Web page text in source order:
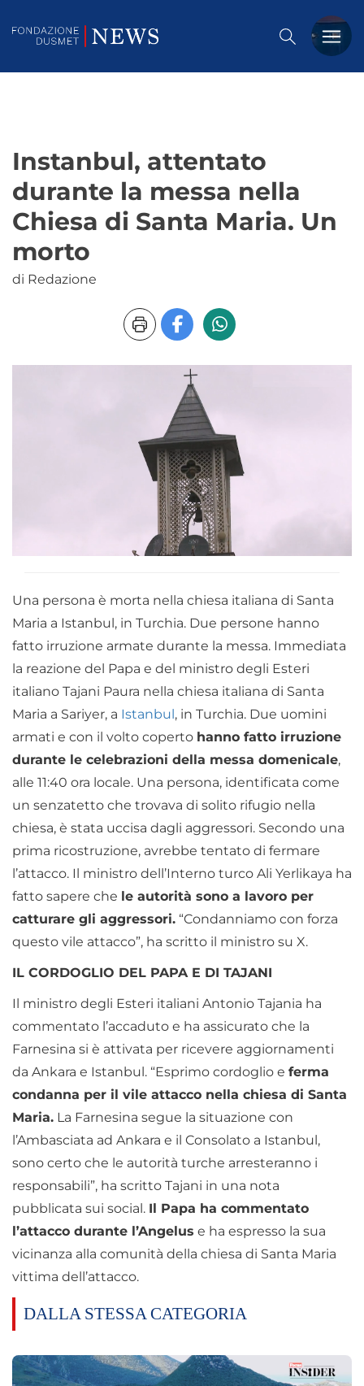
PREMIO DUSMET
OSSERVATORIO
EVENTI
Instanbul, attentato
durante la messa nella
Chiesa di Santa Maria. Un
morto
di Redazione
Una persona è morta nella chiesa italiana di Santa
Maria a Istanbul, in Turchia. Due persone hanno
fatto irruzione armate durante la messa. Immediata
la reazione del Papa e del ministro degli Esteri
italiano Tajani Paura nella chiesa italiana di Santa
Maria a Sariyer, a Istanbul, in Turchia. Due uomini
armati e con il volto coperto hanno fatto irruzione
durante le celebrazioni della messa domenicale,
alle 11:40 ora locale. Una persona, identificata come
un senzatetto che trovava di solito rifugio nella
chiesa, è stata uccisa dagli aggressori. Secondo una
prima ricostruzione, avrebbe tentato di fermare
l’attacco. Il ministro dell’Interno turco Ali Yerlikaya ha
fatto sapere che le autorità sono a lavoro per
catturare gli aggressori. “Condanniamo con forza
questo vile attacco”, ha scritto il ministro su X.
IL CORDOGLIO DEL PAPA E DI TAJANI
Il ministro degli Esteri italiani Antonio Tajania ha
commentato l’accaduto e ha assicurato che la
Farnesina si è attivata per ricevere aggiornamenti
da Ankara e Istanbul. “Esprimo cordoglio e ferma
condanna per il vile attacco nella chiesa di Santa
Maria. La Farnesina segue la situazione con
l’Ambasciata ad Ankara e il Consolato a Istanbul,
sono certo che le autorità turche arresteranno i
responsabili”, ha scritto Tajani in una nota
pubblicata sui social. Il Papa ha commentato
l’attacco durante l’Angelus e ha espresso la sua
vicinanza alla comunità della chiesa di Santa Maria
vittima dell’attacco.
DALLA STESSA CATEGORIA